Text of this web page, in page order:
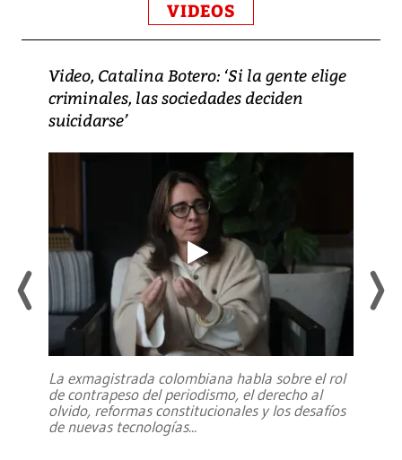
VIDEOS
Video, Catalina Botero: ‘Si la gente elige
criminales, las sociedades deciden
suicidarse’
La exmagistrada colombiana habla sobre el rol
de contrapeso del periodismo, el derecho al
olvido, reformas constitucionales y los desafíos
de nuevas tecnologías...